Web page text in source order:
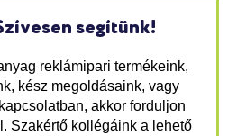
segítünk!
reklámipari termékeink,
kész megoldásaink, vagy
akkor forduljon
Szakértő kollégáink a lehető